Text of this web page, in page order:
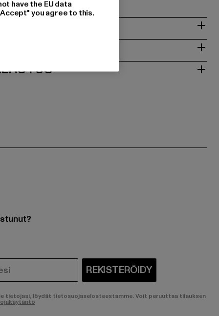
REKISTERÖIDY
tietojasi, löydät tietosuojaselosteestamme. Voit peruuttaa tilauksen
have the EU data
you agree to this.